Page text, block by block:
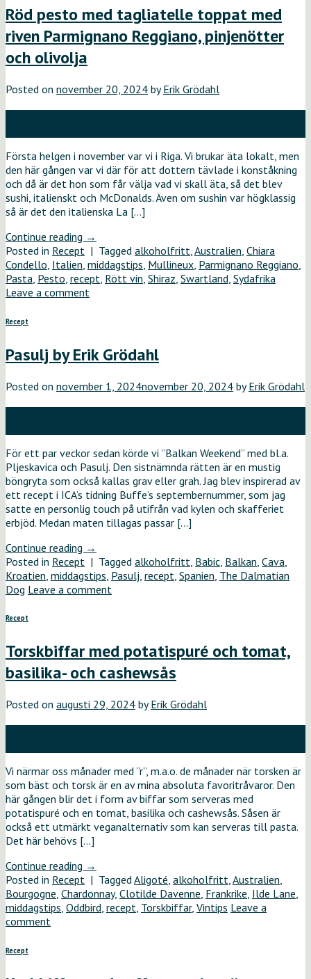
Röd pesto med tagliatelle toppat med
riven Parmignano Reggiano, pinjenötter
och olivolja
Posted on november 20, 2024 byErik Grödahl
Första helgen i november var vi i Riga. Vi brukar äta lokalt, men
den här gången var vi där för att dottern tävlade i konståkning
och då är det hon som får välja vad vi skall äta, så det blev
sushi, italienskt och McDonalds. Även om sushin var högklassig
så är det den italienska La […]
Continue reading →
Posted in Recept | Tagged alkoholfritt Australien Chiara
Condello Italien middagstips Mullineux Parmignano Reggiano
Pasta Pesto recept Rött vin Shiraz Swartland Sydafrika
Leave a comment
Recept
Pasulj by Erik Grödahl
Posted on november 1, 2024november 20, 2024 byErik Grödahl
För ett par veckor sedan körde vi ”Balkan Weekend” med bl.a.
Pljeskavica och Pasulj. Den sistnämnda rätten är en mustig
böngryta som också kallas grav eller grah. Jag blev inspirerad av
ett recept i ICA’s tidning Buffe’s septembernummer, som jag
satte en personlig touch på utifrån vad kylen och skafferiet
erbjöd. Medan maten tillagas passar […]
Continue reading →
Posted in Recept | Tagged alkoholfritt Babic Balkan Cava
Kroatien middagstips Pasulj recept Spanien The Dalmatian
Dog Leave a comment
Recept
Torskbiffar med potatispuré och tomat,
basilika- och cashewsås
Posted on augusti 29, 2024 byErik Grödahl
Vi närmar oss månader med ”r”, m.a.o. de månader när torsken är
som bäst och torsk är en av mina absoluta favoritråvaror. Den
här gången blir det i form av biffar som serveras med
potatispuré och en tomat, basilika och cashewsås. Såsen är
också ett utmärkt veganalternativ som kan serveras till pasta.
Det här behövs […]
Continue reading →
Posted in Recept | TaggedAligoté, alkoholfritt,Australien,
Bourgogne, Chardonnay, Clotilde Davenne, Frankrike, Ilde Lane,
middagstips, Oddbird, recept, Torskbiffar, Vintips Leave a
comment
Recept